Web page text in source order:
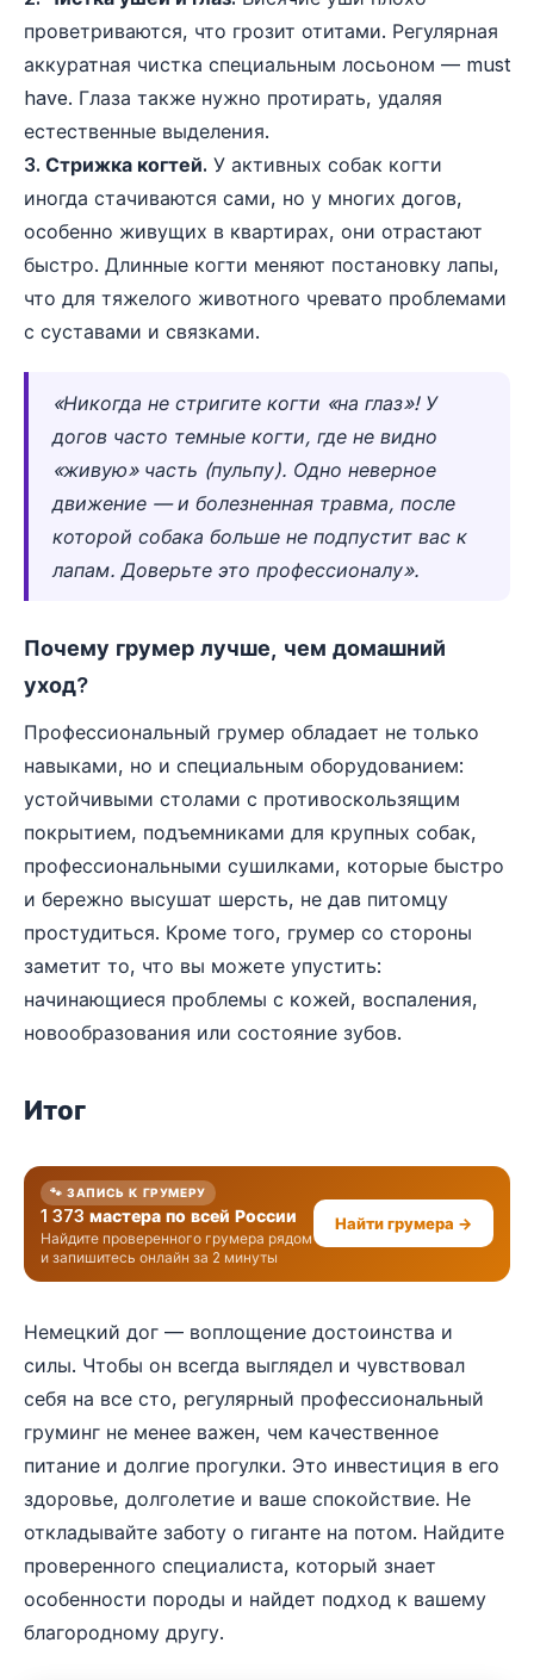
проветриваются, что грозит отитами. Регулярная
аккуратная чистка специальным лосьоном — must
have. Глаза также нужно протирать, удаляя
естественные выделения.
3. Стрижка когтей. У активных собак когти
иногда стачиваются сами, но у многих догов,
особенно живущих в квартирах, они отрастают
быстро. Длинные когти меняют постановку лапы,
что для тяжелого животного чревато проблемами
с суставами и связками.
«Никогда не стригите когти «на глаз»! У
догов часто темные когти, где не видно
«живую» часть (пульпу). Одно неверное
движение — и болезненная травма, после
которой собака больше не подпустит вас к
лапам. Доверьте это профессионалу».
Почему грумер лучше, чем домашний
уход?
Профессиональный грумер обладает не только
навыками, но и специальным оборудованием:
устойчивыми столами с противоскользящим
покрытием, подъемниками для крупных собак,
профессиональными сушилками, которые быстро
и бережно высушат шерсть, не дав питомцу
простудиться. Кроме того, грумер со стороны
заметит то, что вы можете упустить:
начинающиеся проблемы с кожей, воспаления,
новообразования или состояние зубов.
Итог
🐾 ЗАПИСЬ К ГРУМЕРУ
1 373 мастера по всей России
Найдите проверенного грумера рядом
и запишитесь онлайн за 2 минуты
Найти грумера →
Немецкий дог — воплощение достоинства и
силы. Чтобы он всегда выглядел и чувствовал
себя на все сто, регулярный профессиональный
груминг не менее важен, чем качественное
питание и долгие прогулки. Это инвестиция в его
здоровье, долголетие и ваше спокойствие. Не
откладывайте заботу о гиганте на потом. Найдите
проверенного специалиста, который знает
особенности породы и найдет подход к вашему
благородному другу.